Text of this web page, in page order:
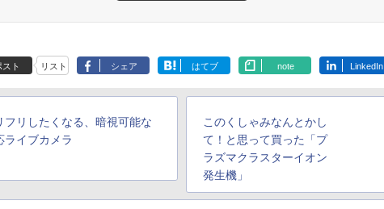
スト リスト シェア はてブ note LinkedIn
フリしたくなる、暗視可能な
ライブカメラ
このくしゃみなんとかし
て！と思って買った「プ
ラズマクラスターイオン
発生機」